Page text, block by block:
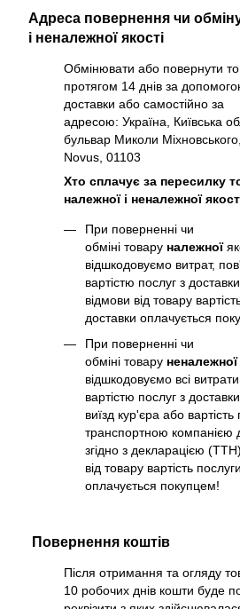
Адреса повернення чи
і неналежної якості
Обмінювати або повернути
протягом 14 днів за
доставки або самостійно за
адресою: Україна, Київська
бульвар Миколи
Novus, 01103
Хто сплачує за пересилку
належної і неналежної
При поверненні чи
обміні товару належної
відшкодовуємо витрат,
вартістю послуг з
відмови від товару
доставки оплачується
При поверненні чи
обміні товару неналежної
відшкодовуємо всі
вартістю послуг з
виїзд кур'єра або
транспортною компанією
згідно з декларацією
від товару вартість
оплачується покупцем!
Повернення коштів
Після отримання та огляду
10 робочих днів кошти буде